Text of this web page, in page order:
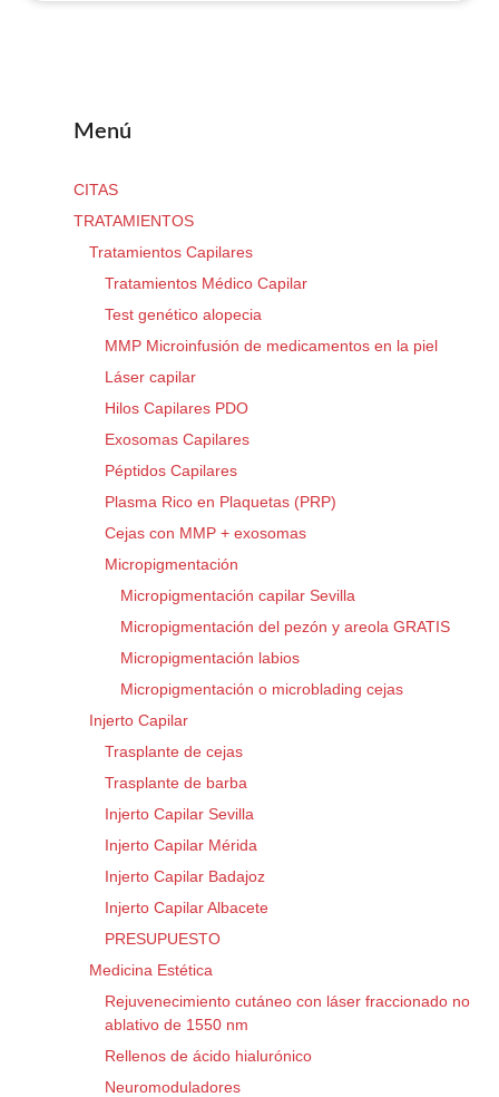
Menú
CITAS
TRATAMIENTOS
Tratamientos Capilares
Tratamientos Médico Capilar
Test genético alopecia
MMP Microinfusión de medicamentos en la piel
Láser capilar
Hilos Capilares PDO
Exosomas Capilares
Péptidos Capilares
Plasma Rico en Plaquetas (PRP)
Cejas con MMP + exosomas
Micropigmentación
Micropigmentación capilar Sevilla
Micropigmentación del pezón y areola GRATIS
Micropigmentación labios
Micropigmentación o microblading cejas
Injerto Capilar
Trasplante de cejas
Trasplante de barba
Injerto Capilar Sevilla
Injerto Capilar Mérida
Injerto Capilar Badajoz
Injerto Capilar Albacete
PRESUPUESTO
Medicina Estética
Rejuvenecimiento cutáneo con láser fraccionado no
ablativo de 1550 nm
Rellenos de ácido hialurónico
Neuromoduladores